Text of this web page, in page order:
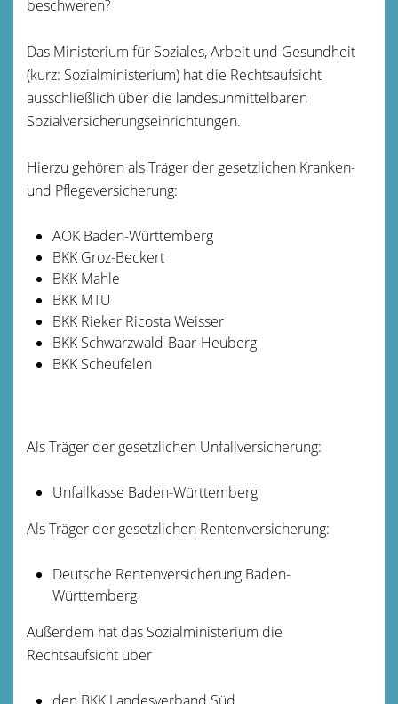
beschweren?
Das Ministerium für Soziales, Arbeit und Gesundheit
(kurz: Sozialministerium) hat die Rechtsaufsicht
ausschließlich über die landesunmittelbaren
Sozialversicherungseinrichtungen.
Hierzu gehören als Träger der gesetzlichen Kranken-
und Pflegeversicherung:
AOK Baden-Württemberg
BKK Groz-Beckert
BKK Mahle
BKK MTU
BKK Rieker Ricosta Weisser
BKK Schwarzwald-Baar-Heuberg
BKK Scheufelen
Als Träger der gesetzlichen Unfallversicherung:
Unfallkasse Baden-Württemberg
Als Träger der gesetzlichen Rentenversicherung:
Deutsche Rentenversicherung Baden-
Württemberg
Außerdem hat das Sozialministerium die
Rechtsaufsicht über